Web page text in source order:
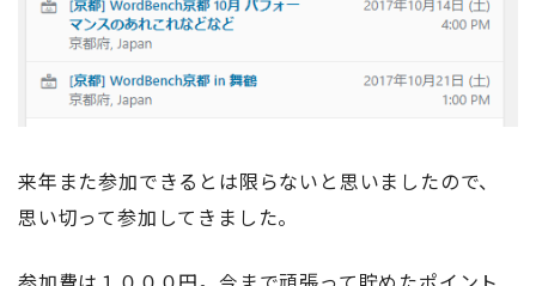
来年また参加できるとは限らないと思いましたので、
思い切って参加してきました。